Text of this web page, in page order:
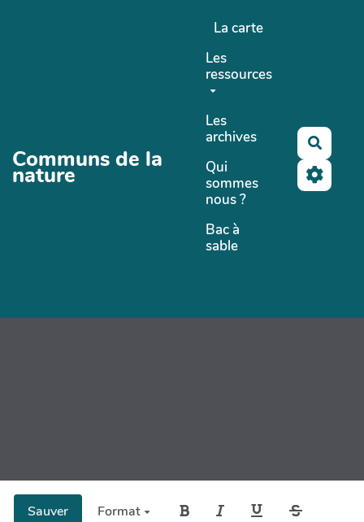
Communs de la
nature
La carte
Les
ressources
Les
archives
Qui
sommes
nous ?
Bac à
sable
Sauver
Format